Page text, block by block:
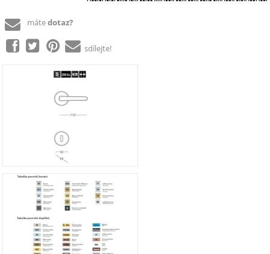
mátedotaz?
sdílejte!